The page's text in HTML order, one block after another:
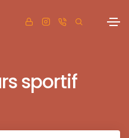
sportif